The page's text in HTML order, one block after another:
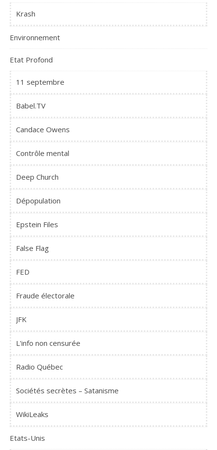
Krash
Environnement
Etat Profond
11 septembre
Babel.TV
Candace Owens
Contrôle mental
Deep Church
Dépopulation
Epstein Files
False Flag
FED
Fraude électorale
JFK
L'info non censurée
Radio Québec
Sociétés secrètes – Satanisme
WikiLeaks
Etats-Unis